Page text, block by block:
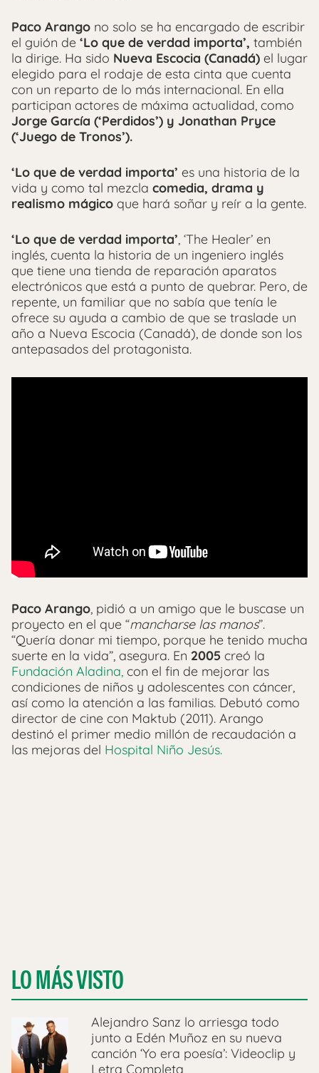
Paco Arango no solo se ha encargado de escribir
el guión de ‘Lo que de verdad importa’, también
la dirige. Ha sido Nueva Escocia (Canadá) el lugar
elegido para el rodaje de esta cinta que cuenta
con un reparto de lo más internacional. En ella
participan actores de máxima actualidad, como
Jorge García (‘Perdidos’) y Jonathan Pryce
(‘Juego de Tronos’).
‘Lo que de verdad importa’ es una historia de la
vida y como tal mezcla comedia, drama y
realismo mágico que hará soñar y reír a la gente.
‘Lo que de verdad importa’, ‘The Healer’ en
inglés, cuenta la historia de un ingeniero inglés
que tiene una tienda de reparación aparatos
electrónicos que está a punto de quebrar. Pero, de
repente, un familiar que no sabía que tenía le
ofrece su ayuda a cambio de que se traslade un
año a Nueva Escocia (Canadá), de donde son los
antepasados del protagonista.
Paco Arango, pidió a un amigo que le buscase un
proyecto en el que “mancharse las manos”.
“Quería donar mi tiempo, porque he tenido mucha
suerte en la vida”, asegura. En 2005 creó la
Fundación Aladina, con el fin de mejorar las
condiciones de niños y adolescentes con cáncer,
así como la atención a las familias. Debutó como
director de cine con Maktub (2011). Arango
destinó el primer medio millón de recaudación a
las mejoras del Hospital Niño Jesús.
LO MÁS VISTO
Alejandro Sanz lo arriesga todo
junto a Edén Muñoz en su nueva
canción ‘Yo era poesía’: Videoclip y
Letra Completa